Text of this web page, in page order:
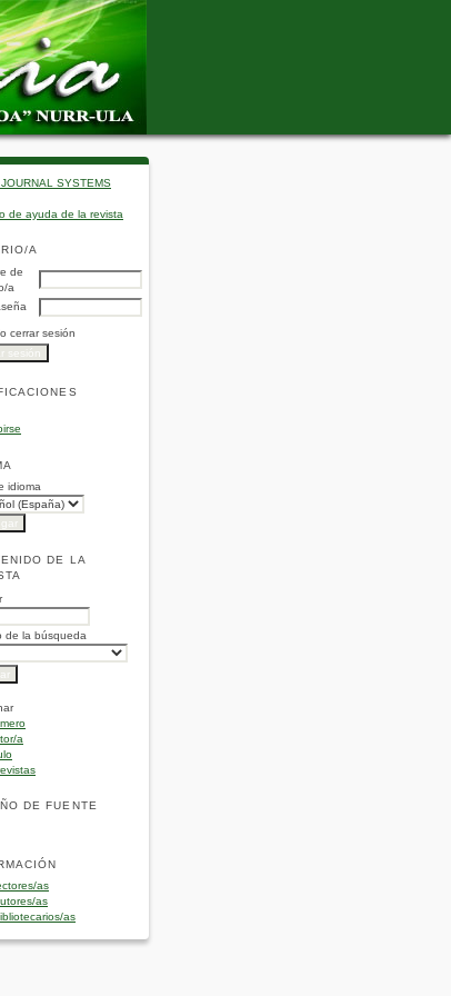
SYSTEMS
de ayuda de la revista
A
de
a
cerrar sesión
idioma
DE LA
de la búsqueda
a
DE FUENTE
as
as
as